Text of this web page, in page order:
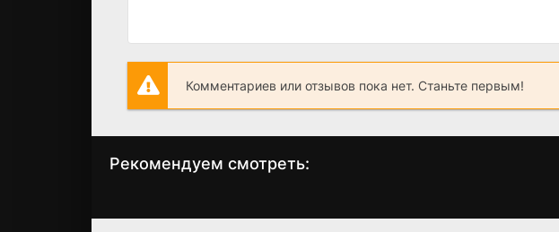
Комментариев или отзывов пока нет. Станьте первым!
Рекомендуем смотреть: